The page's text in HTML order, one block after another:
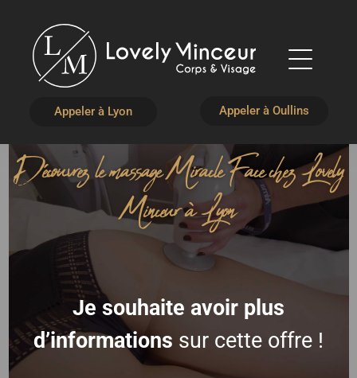
Appeler à Lyon Appeler à Oullins
Découvrez le massage Miracle Face chez Lovely
Minceur à Lyon
Je souhaite avoir plus
d’informations sur cette offre !